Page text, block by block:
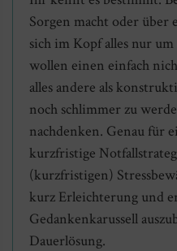
Sorgen macht oder über
sich im Kopf alles nur
wollen einen einfach
alles andere als
noch schlimmer zu
nachdenken. Genau für
kurzfristige
(kurzfristigen)
kurz Erleichterung und
Gedankenkarussell
Dauerlösung.